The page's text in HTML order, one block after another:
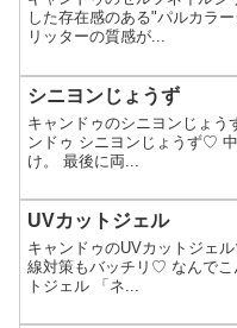
した存在感のある"パルカラ
リッターの質感が...
シニヨンじょうず
キャンドゥのシニヨンじょう
ンドゥ シニヨンじょうず♡
け。 最後に両...
UVカットジェル
キャンドゥのUVカットジェ
線対策もバッチリ♡ なんでこ
トジェル 「ネ...